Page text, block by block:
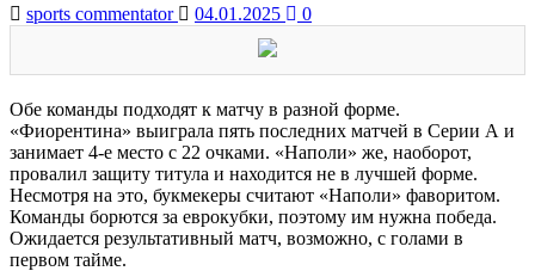
sports commentator 04.01.2025 0
Обе команды подходят к матчу в разной форме.
«Фиорентина» выиграла пять последних матчей в Серии А и
занимает 4-е место с 22 очками. «Наполи» же, наоборот,
провалил защиту титула и находится не в лучшей форме.
Несмотря на это, букмекеры считают «Наполи» фаворитом.
Команды борются за еврокубки, поэтому им нужна победа.
Ожидается результативный матч, возможно, с голами в
первом тайме.